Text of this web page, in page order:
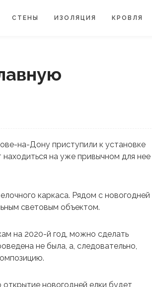
СТЕНЫ ИЗОЛЯЦИЯ КРОВЛЯ
на-Дону приступили к установке
на уже привычном для нее
каркаса. Рядом с новогодней
световым объектом.
на 2020-й год, можно сделать
не была, а, следовательно,
новогодней елки будет